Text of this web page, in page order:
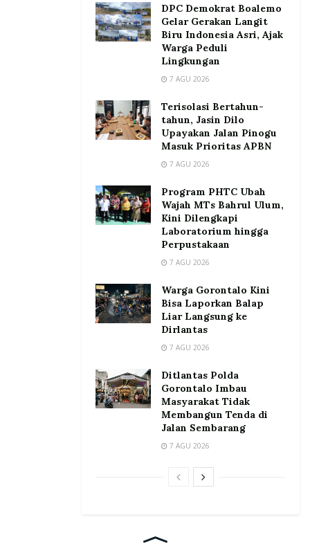
DPC Demokrat Boalemo
Gelar Gerakan Langit
Biru Indonesia Asri, Ajak
Warga Peduli
Lingkungan
7 AGU 2026
Terisolasi Bertahun-
tahun, Jasin Dilo
Upayakan Jalan Pinogu
Masuk Prioritas APBN
7 AGU 2026
Program PHTC Ubah
Wajah MTs Bahrul Ulum,
Kini Dilengkapi
Laboratorium hingga
Perpustakaan
7 AGU 2026
Warga Gorontalo Kini
Bisa Laporkan Balap
Liar Langsung ke
Dirlantas
7 AGU 2026
Ditlantas Polda
Gorontalo Imbau
Masyarakat Tidak
Membangun Tenda di
Jalan Sembarang
7 AGU 2026